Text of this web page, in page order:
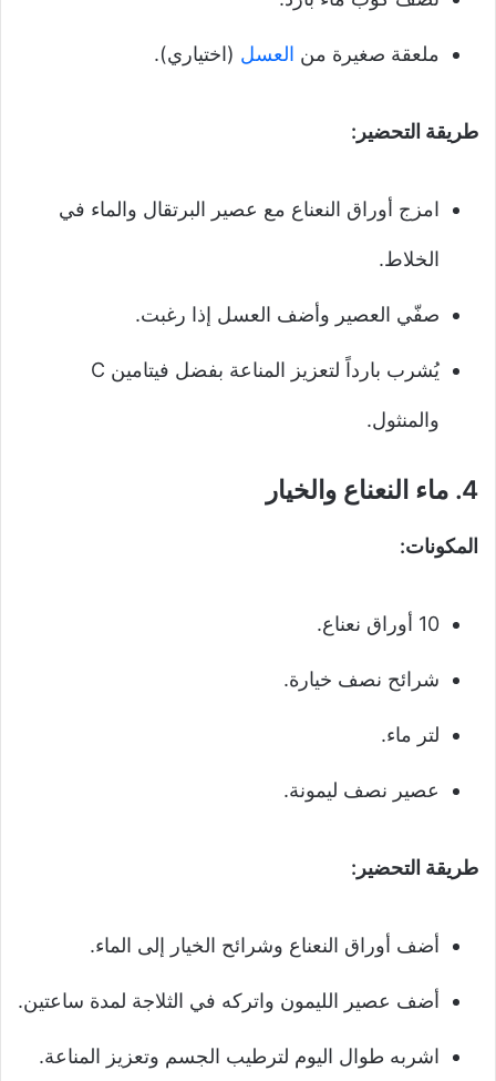
ملعقة صغيرة من العسل (اختياري).
طريقة التحضير:
امزج أوراق النعناع مع عصير البرتقال والماء في
الخلاط.
صفّي العصير وأضف العسل إذا رغبت.
يُشرب بارداً لتعزيز المناعة بفضل فيتامين C
والمنثول.
4. ماء النعناع والخيار
المكونات:
10 أوراق نعناع.
شرائح نصف خيارة.
لتر ماء.
عصير نصف ليمونة.
طريقة التحضير:
أضف أوراق النعناع وشرائح الخيار إلى الماء.
أضف عصير الليمون واتركه في الثلاجة لمدة ساعتين.
اشربه طوال اليوم لترطيب الجسم وتعزيز المناعة.